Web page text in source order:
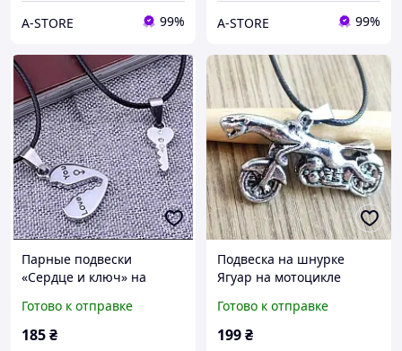
A-STORE 99% A-STORE 99%
Парные подвески
«Сердце и ключ» на
кулонов, нержавеющая
сталь
Готово к отправке
185₴
Подвеска на шнурке
Ягуар на мотоцикле
Готово к отправке
199₴